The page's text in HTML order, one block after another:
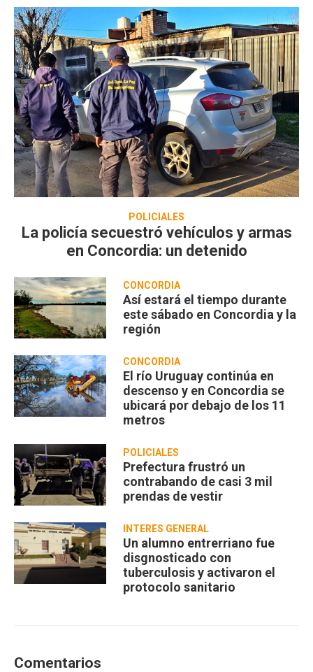
POLICIALES
La policía secuestró vehículos y armas
en Concordia: un detenido
CONCORDIA
Así estará el tiempo durante
este sábado en Concordia y la
región
CONCORDIA
El río Uruguay continúa en
descenso y en Concordia se
ubicará por debajo de los 11
metros
POLICIALES
Prefectura frustró un
contrabando de casi 3 mil
prendas de vestir
INTERÉS GENERAL
Un alumno entrerriano fue
disgnosticado con
tuberculosis y activaron el
protocolo sanitario
Comentarios